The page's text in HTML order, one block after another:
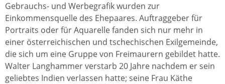
Gebrauchs- und Werbegrafik wurden zur
Einkommensquelle des Ehepaares. Auftraggeber für
Portraits oder für Aquarelle fanden sich nur mehr in
einer österreichischen und tschechischen Exilgemeinde,
die sich um eine Gruppe von Freimaurern gebildet hatte.
Walter Langhammer verstarb 20 Jahre nachdem er sein
geliebtes Indien verlassen hatte; seine Frau Käthe